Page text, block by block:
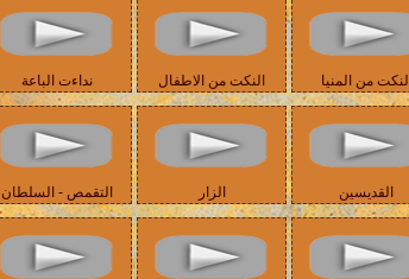
النكت من المنيا النكت من الاطفال نداءت الباعة
القديسين الزار التقمص - السلطان